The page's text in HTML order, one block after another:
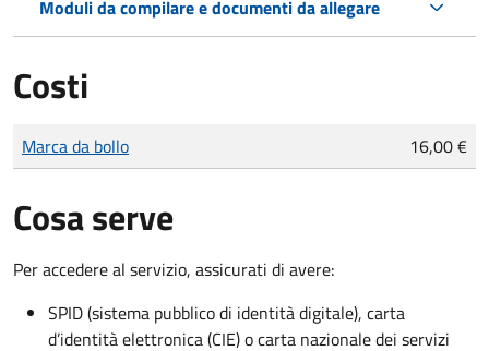
Moduli da compilare e documenti da allegare
Costi
Tipo di pagamento
Importo
Marca da bollo 16,00 €
Cosa serve
Per accedere al servizio, assicurati di avere:
SPID (sistema pubblico di identità digitale), carta
d’identità elettronica (CIE) o carta nazionale dei servizi